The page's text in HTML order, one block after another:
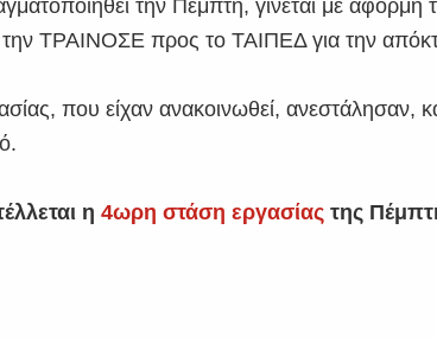
την Πέμπτη, γίνεται με αφορμή
ΤΡΑΙΝΟΣΕ προς το ΤΑΙΠΕΔ για την
που είχαν ανακοινωθεί, ανεστάλησαν,
η4ωρη στάση εργασίας της